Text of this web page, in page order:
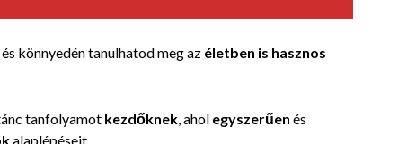
és könnyedén tanulhatod meg az életben is hasznos
tanfolyamot kezdőknek , ahol egyszerűen és
alaplépéseit.